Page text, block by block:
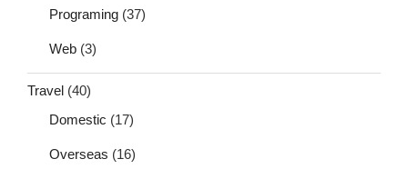
Programing (37)
Web (3)
Travel (40)
Domestic (17)
Overseas (16)